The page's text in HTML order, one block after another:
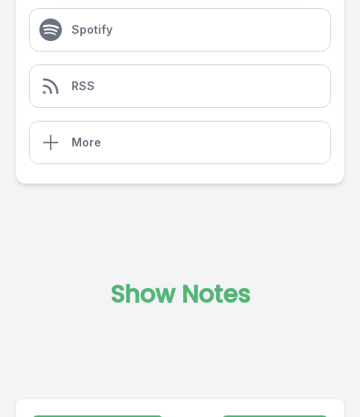
Spotify
RSS
More
Show Notes